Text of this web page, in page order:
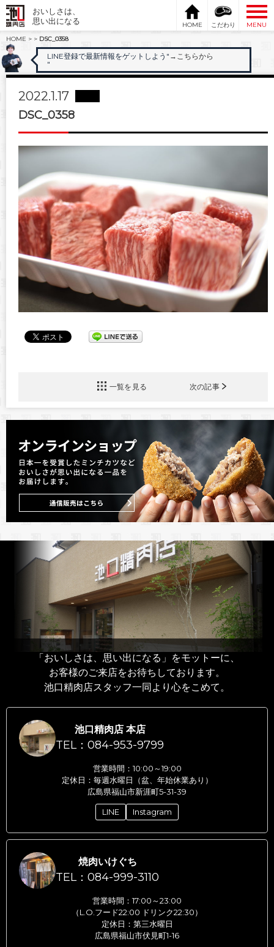
おいしさは、
思い出になる
HOME こだわり
MENU
HOME > > DSC_0358
LINE登録で最新情報をゲットしよう" →こちらから
"
2022.1.17
DSC_0358
一覧を見る 次の記事
「おいしさは、思い出になる」をモットーに、
お客様のご来店をお待ちしております。
池口精肉店スタッフ一同より心をこめて。
池口精肉店 本店
TEL：084-953-9799
営業時間：10:00～19:00
定休日：毎週水曜日（盆、年始休業あり）
広島県福山市新涯町5-31-39
LINE Instagram
焼肉いけぐち
TEL：084-999-3110
営業時間：17:00～23:00
（L.O.フード22:00 ドリンク22:30）
定休日：第三水曜日
広島県福山市伏見町1-16